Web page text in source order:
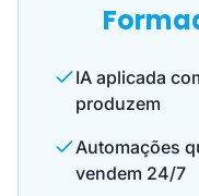
IA aplicada
produzem
Automações
vendem 24/7